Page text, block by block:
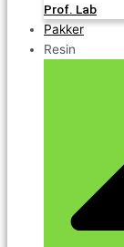
Prof. Lab
Pakker
Resin